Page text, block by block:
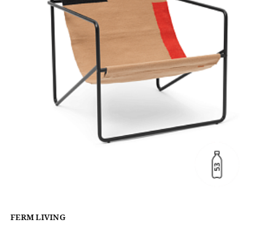
FERM LIVING